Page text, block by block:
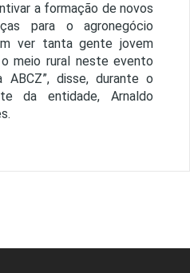
a formação de novos
para o agronegócio
ver tanta gente jovem
meio rural neste evento
disse, durante o
da entidade, Arnaldo